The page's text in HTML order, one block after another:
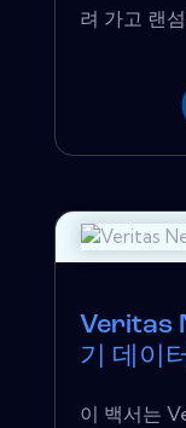
려 가고 랜
Veritas
기 데이
이 백서는